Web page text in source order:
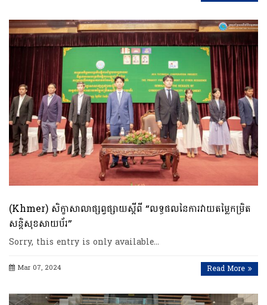
(Khmer) សិក្ខាសាលាផ្សព្វផ្សាយស្ដីពី “លទ្ធផលនៃការវាយតម្លៃកម្រិត
សន្តិសុខសាយប័រ”
Sorry, this entry is only available…
Mar 07, 2024 Read More